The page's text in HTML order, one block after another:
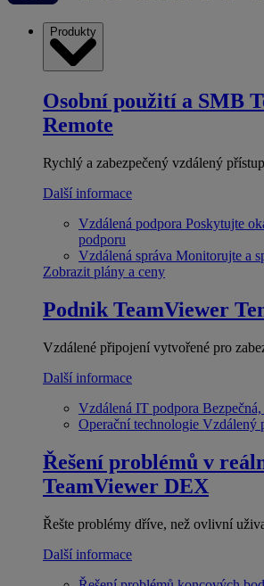
Produkty
Osobní použití a SMB
Remote
Rychlý a zabezpečený vzdálený
Další informace
Vzdálená podpora Poskytujte
podporu
Vzdálená správa Monitorujte a
Zobrazit plány a ceny
Podnik TeamViewer
Vzdálené připojení vytvořené pro
Další informace
Vzdálená IT podpora
Operační technologie Vzdálený
Řešení problémů v
TeamViewer DEX
Řešte problémy dříve, než ovlivní
Další informace